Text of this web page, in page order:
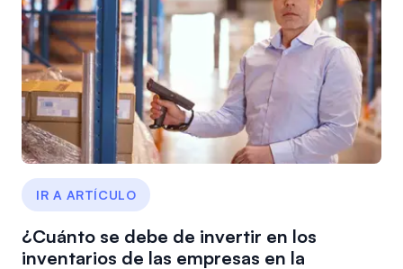
IR A ARTÍCULO
¿Cuánto se debe de invertir en los
inventarios de las empresas en la